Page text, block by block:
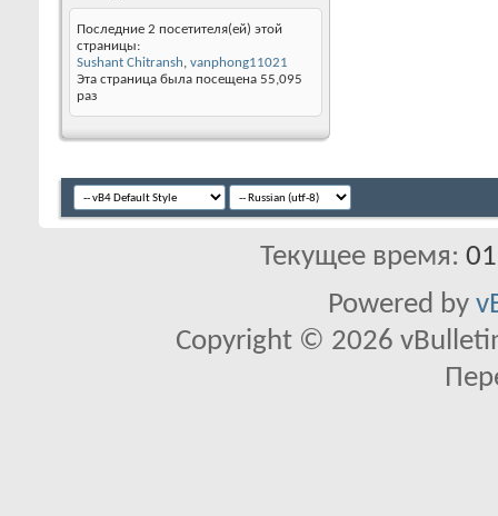
Последние 2 посетителя(ей) этой
страницы:
Sushant Chitransh, vanphong11021
Эта страница была посещена 55,095
раз
Текущее время:
Powered by
Copyright © 2026